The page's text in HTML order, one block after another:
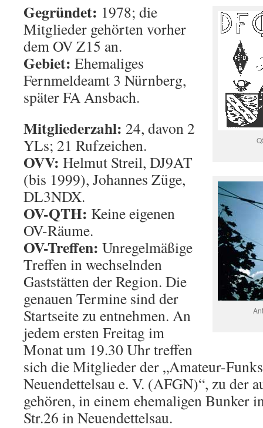
Gegründet: 1978; die
Mitglieder gehörten vorher
dem OV Z15 an.
Gebiet: Ehemaliges
Fernmeldeamt 3 Nürnberg,
später FA Ansbach.
Mitgliederzahl: 24, davon 2
YLs; 21 Rufzeichen.
OVV: Helmut Streil, DJ9AT
(bis 1999), Johannes Züge,
DL3NDX.
OV-QTH: Keine eigenen
OV-Räume.
OV-Treffen: Unregelmäßige
Treffen in wechselnden
Gaststätten der Region. Die
genauen Termine sind der
Startseite zu entnehmen. An
jedem ersten Freitag im
Monat um 19.30 Uhr treffen
sich die Mitglieder der „Amateur-
Neuendettelsau e. V. (AFGN)“, zu der
gehören, in einem ehemaligen Bunker
Str.26 in Neuendettelsau.